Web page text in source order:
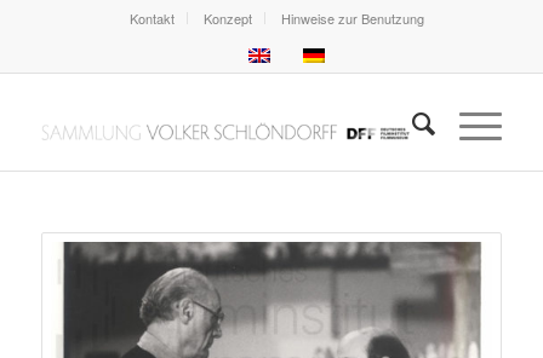
Kontakt Konzept Hinweise zur Benutzung